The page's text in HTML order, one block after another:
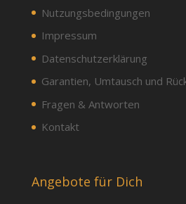
Nutzungsbedingungen
Impressum
Datenschutzerklärung
Garantien, Umtausch und
Fragen & Antworten
Kontakt
Angebote für Dich